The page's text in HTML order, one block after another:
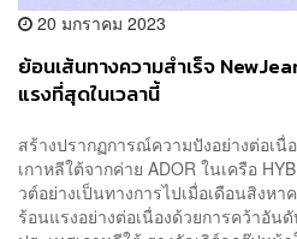
20 มกราคม 2023
ย้อนเส้นทางความสำเร็จ
แรงที่สุดในเวลานี้
สร้างปรากฏการณ์ความปังอย่างต่อเนื่
เกาหลีใต้จากค่าย ADOR ในเครือ
วต์อย่างเป็นทางการไปเมื่อเดือนสิงห
ร้อนแรงอย่างต่อเนื่องด้วยการคว้าอัน